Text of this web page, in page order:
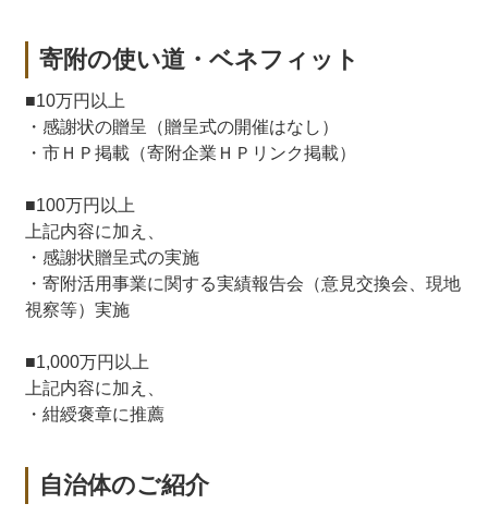
寄附の使い道・ベネフィット
■10万円以上
・感謝状の贈呈（贈呈式の開催はなし）
・市ＨＰ掲載（寄附企業ＨＰリンク掲載）
■100万円以上
上記内容に加え、
・感謝状贈呈式の実施
・寄附活用事業に関する実績報告会（意見交換会、現地
視察等）実施
■1,000万円以上
上記内容に加え、
・紺綬褒章に推薦
自治体のご紹介